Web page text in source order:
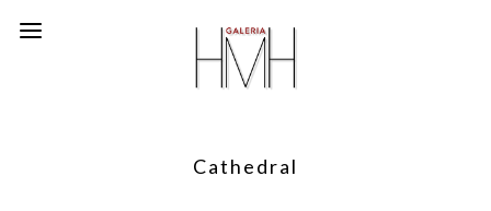
Cathedral